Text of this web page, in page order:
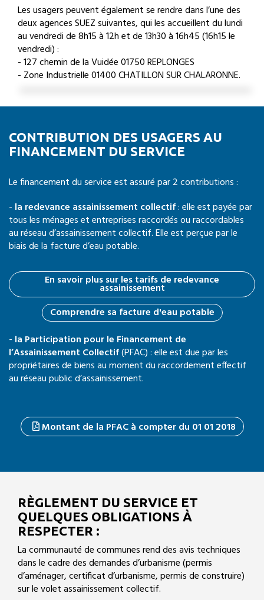
Les usagers peuvent également se rendre dans l’une des
deux agences SUEZ suivantes, qui les accueillent du lundi
au vendredi de 8h15 à 12h et de 13h30 à 16h45 (16h15 le
vendredi) :
- 127 chemin de la Vuidée 01750 REPLONGES
- Zone Industrielle 01400 CHATILLON SUR CHALARONNE.
CONTRIBUTION DES USAGERS AU
FINANCEMENT DU SERVICE
Le financement du service est assuré par 2 contributions :
- la redevance assainissement collectif: elle est payée par
tous les ménages et entreprises raccordés ou raccordables
au réseau d’assainissement collectif. Elle est perçue par le
biais de la facture d’eau potable.
En savoir plus sur les tarifs de redevance
assainissement
Comprendre sa facture d'eau potable
- la Participation pour le Financement de
l’Assainissement Collectif(PFAC) : elle est due par les
propriétaires de biens au moment du raccordement effectif
au réseau public d’assainissement.
Montant de la PFAC à compter du 01 01 2018
RÈGLEMENT DU SERVICE ET
QUELQUES OBLIGATIONS À
RESPECTER :
La communauté de communes rend des avis techniques
dans le cadre des demandes d’urbanisme (permis
d’aménager, certificat d’urbanisme, permis de construire)
sur le volet assainissement collectif.